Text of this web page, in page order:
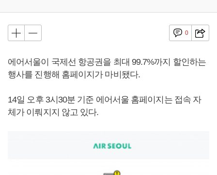
0
에어서울이 국제선 항공권을 최대 99.7%까지 할인하는
행사를 진행해 홈페이지가 마비됐다.
14일 오후 3시30분 기준 에어서울 홈페이지는 접속 자
체가 이뤄지지 않고 있다.